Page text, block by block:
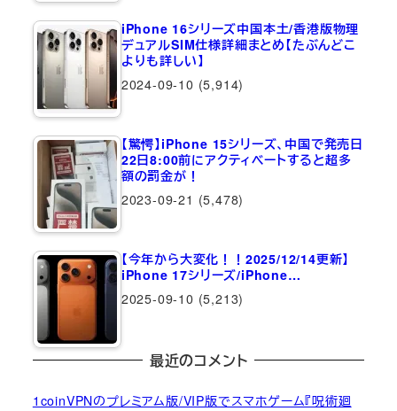
iPhone 16シリーズ中国本土/香港版物理
デュアルSIM仕様詳細まとめ【たぶんどこ
よりも詳しい】
2024-09-10 (5,914)
【驚愕】iPhone 15シリーズ、中国で発売日
22日8:00前にアクティベートすると超多
額の罰金が！
2023-09-21 (5,478)
【今年から大変化！！2025/12/14更新】
iPhone 17シリーズ/iPhone…
2025-09-10 (5,213)
最近のコメント
1coinVPNのプレミアム版/VIP版でスマホゲーム『呪術廻